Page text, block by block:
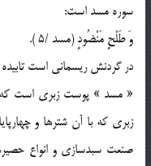
سوره مسد است:
وَ طَلْحٍ مَنْضُودٍ (مسد /5 ).
در گردنش ریسمانی است
« مسد » پوست زبری است که
زبری که با آن شترها و
صنعت سبدسازی و انواع